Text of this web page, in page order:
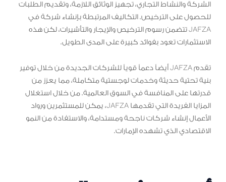
الشركة والنشاط التجاري، تجهيز الوثائق اللازمة، وتقديم الطلبات
للحصول على الترخيص. التكاليف المرتبطة بإنشاء شركة في
JAFZA تتضمن رسوم الترخيص والإيجار والتأشيرات، لكن هذه
الاستثمارات تعود بفوائد كبيرة على المدى الطويل.
تقدم JAFZA أيضاً دعماً قوياً للشركات الجديدة من خلال توفير
بنية تحتية حديثة وخدمات لوجستية متكاملة، مما يعزز من
قدرتها على المنافسة في السوق العالمية. من خلال استغلال
المزايا الفريدة التي تقدمها JAFZA، يمكن للمستثمرين ورواد
الأعمال إنشاء شركات ناجحة ومستدامة، والاستفادة من النمو
الاقتصادي الذي تشهده الإمارات.